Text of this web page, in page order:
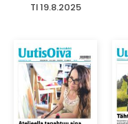
TI 19.8.2025